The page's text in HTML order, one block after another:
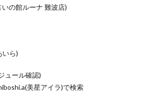
の館ルーナ 難波店)
いら)
ュール確認)
美星アイラ)で検索